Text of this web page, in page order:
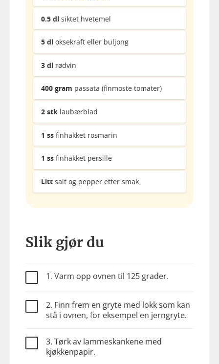
0.5 dl siktet hvetemel
5 dl oksekraft eller buljong
3 dl rødvin
400 gram passata (finmoste tomater)
2 stk laubærblad
1 ss finhakket rosmarin
1 ss finhakket persille
Litt salt og pepper etter smak
Slik gjør du
1. Varm opp ovnen til 125 grader.
2. Finn frem en gryte med lokk som kan
stå i ovnen, for eksempel en jerngryte.
3. Tørk av lammeskankene med
kjøkkenpapir.